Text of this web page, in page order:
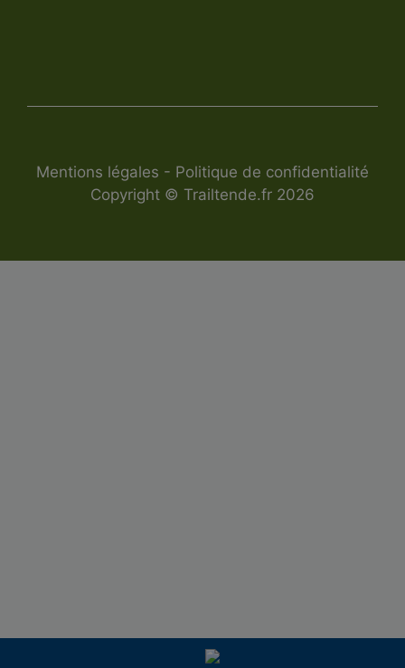
Copyright © Trailtende.fr 2026
Mentions légales - Politique de confidentialité